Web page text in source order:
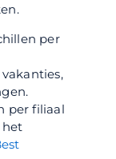
per
per filiaal
het